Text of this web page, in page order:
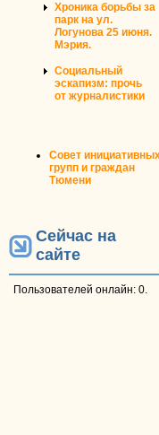
Хроника борьбы за
парк на ул.
Логунова 25 июня.
Мэрия.
Социальный
эскапизм: прочь
от журналистики
Совет
групп и граждан
Тюмени
Сейчас на
сайте
Пользователей онлайн: 0.